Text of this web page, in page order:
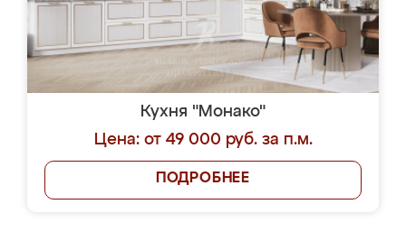
Кухня "Монако"
Цена: от 49 000 руб. за п.м.
ПОДРОБНЕЕ